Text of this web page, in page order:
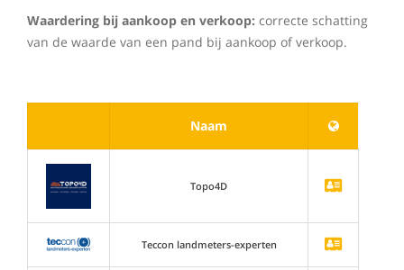
Waardering bij aankoop en verkoop: correcte schatting
van de waarde van een pand bij aankoop of verkoop.
Naam
Topo4D
Teccon landmeters-experten